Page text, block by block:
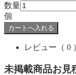
数量
個
レビュー （ 0
未掲載商品お見